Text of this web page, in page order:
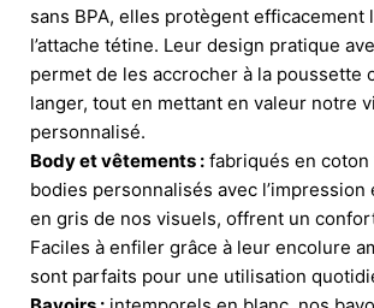
sans BPA, elles protègent efficacement
l’attache tétine. Leur design pratique
permet de les accrocher à la poussette
langer, tout en mettant en valeur notre
personnalisé.
Body et vêtements : fabriqués en coton
bodies personnalisés avec l’impression
en gris de nos visuels, offrent un
Faciles à enfiler grâce à leur encolure
sont parfaits pour une utilisation